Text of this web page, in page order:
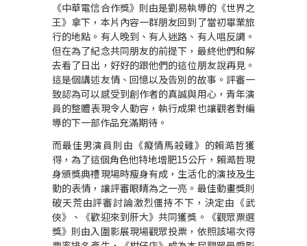
《中華電信合作獎》則由是劉易執導的《世界之
王》拿下，本片內容一群朋友回到了當初畢業旅
行的地點。有人晚到、有人迷路、有人唱反調。
但在為了紀念共同朋友的前提下，最終他們和解
去看了日出，好好的跟他們的這位朋友說再見。
這是個講述友情、回憶以及告別的故事。評審一
致認為可以感受到創作者的真誠與用心，青年演
員的整體表現令人動容，執行成果也讓觀者對編
導的下一部作品充滿期待。
而最佳男演員則由《癡情馬殺雞》的賴澔哲獲
得，為了這個角色他特地增肥15公斤，賴澔哲現
身頒獎典禮現場時瘦身有成，生活化的演技及生
動的表情，讓評審眼睛為之一亮。最佳動畫獎則
破天荒由評審討論激烈僵持不下，決定由《武
俠》、《歡迎來到肝大》共同獲獎。《觀眾票選
獎》則由入圍影展現場觀眾投票，依照該場次得